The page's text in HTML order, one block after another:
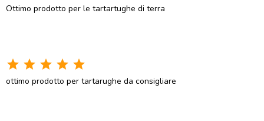
Ottimo prodotto per le tartartughe di terra
star star star star star
ottimo prodotto per tartarughe da consigliare